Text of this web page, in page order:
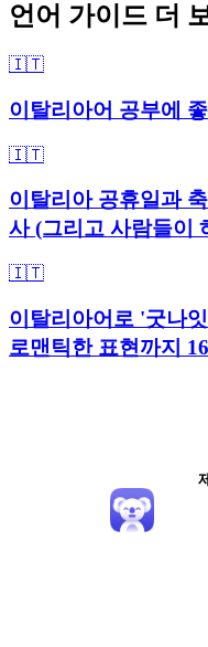
언어 가이드 더
🇮🇹
이탈리아어 공부에
🇮🇹
이탈리아 공휴일과
사 (그리고 사람들이
🇮🇹
이탈리아어로 '굿나
로맨틱한 표현까지